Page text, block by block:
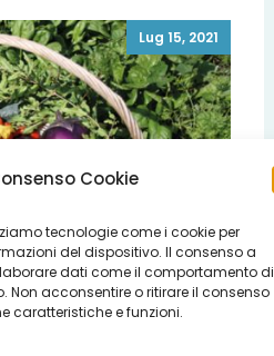
Cookie
tecnologie come i cookie per
del dispositivo. Il consenso a
dati come il comportamento di
Non acconsentire o ritirare il consenso
caratteristiche e funzioni.
Lug 15, 2021